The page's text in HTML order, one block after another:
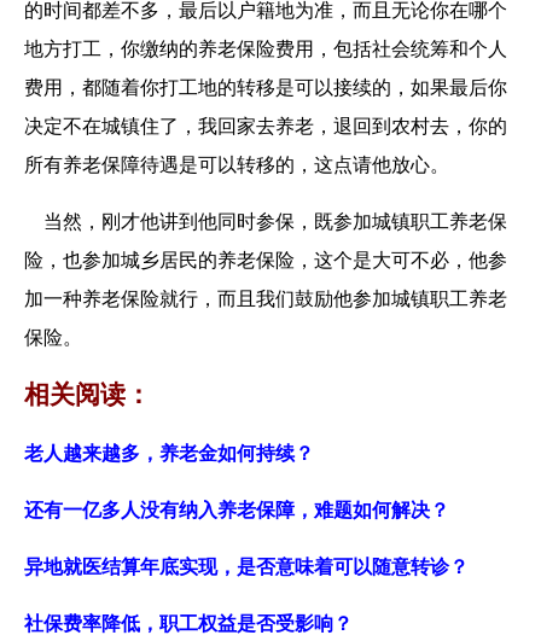
的时间都差不多，最后以户籍地为准，而且无论你在哪个
地方打工，你缴纳的养老保险费用，包括社会统筹和个人
费用，都随着你打工地的转移是可以接续的，如果最后你
决定不在城镇住了，我回家去养老，退回到农村去，你的
所有养老保障待遇是可以转移的，这点请他放心。
当然，刚才他讲到他同时参保，既参加城镇职工养老保
险，也参加城乡居民的养老保险，这个是大可不必，他参
加一种养老保险就行，而且我们鼓励他参加城镇职工养老
保险。
相关阅读：
老人越来越多，养老金如何持续？
还有一亿多人没有纳入养老保障，难题如何解决？
异地就医结算年底实现，是否意味着可以随意转诊？
社保费率降低，职工权益是否受影响？